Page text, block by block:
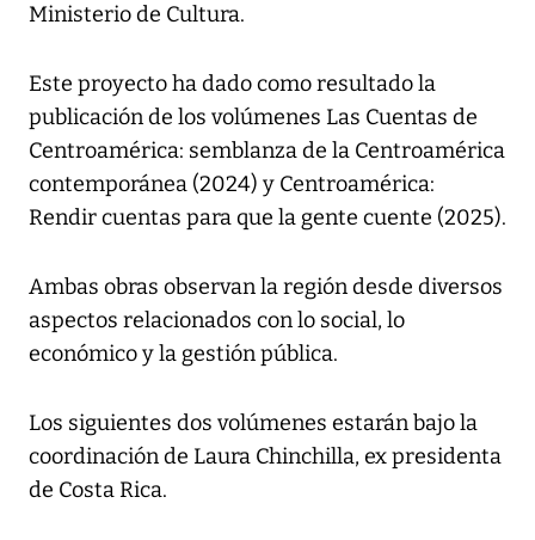
Ministerio de Cultura.
Este proyecto ha dado como resultado la
publicación de los volúmenes Las Cuentas de
Centroamérica: semblanza de la Centroamérica
contemporánea (2024) y Centroamérica:
Rendir cuentas para que la gente cuente (2025).
Ambas obras observan la región desde diversos
aspectos relacionados con lo social, lo
económico y la gestión pública.
Los siguientes dos volúmenes estarán bajo la
coordinación de Laura Chinchilla, ex presidenta
de Costa Rica.